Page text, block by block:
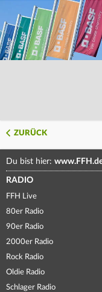
ZURÜCK
Du bist hier:
RADIO
FFH Live
80er Radio
90er Radio
2000er Radio
Rock Radio
Oldie Radio
Schlager Radio